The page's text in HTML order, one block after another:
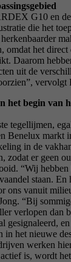
G10 en
die het
omdat het
Daarom
uit de
vervolgt
het begin van
tegellijmen,
Benelux markt
in de
zodat er geen
“Wij
staan. En
ons vanuit
“Bij
verlopen dan
gesignaleerd,
in het nieuwe
werken
is, wordt